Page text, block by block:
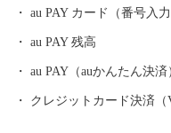
約10分 ・奈良市から「国道24号」で約50
お問い合わせ ふるさと納
E-mail: ask-fc@furusato-
au PAY カード（番号入力
au PAY 残高
au PAY（auかんたん決
クレジットカード決済（